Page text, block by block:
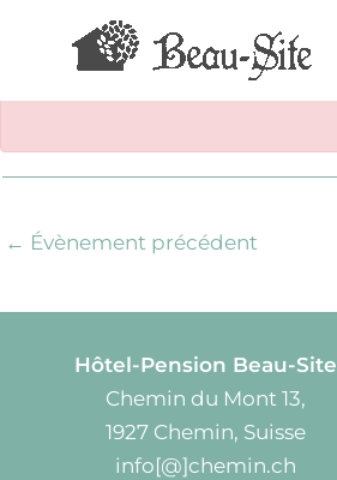
← Évènement précédent
Hôtel-Pension Beau-Site
Chemin du Mont 13,
1927 Chemin, Suisse
info[@]chemin.ch